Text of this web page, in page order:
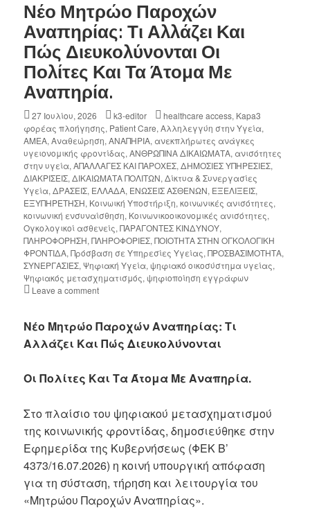
Νέο Μητρώο Παροχών
Αναπηρίας: Τι Αλλάζει Και
Πώς Διευκολύνονται Οι
Πολίτες Και Τα Άτομα Με
Αναπηρία.
27 Ιουλίου, 2026 k3-editor healthcare access, Kapa3
φορέας πλοήγησης, Patient Care,Αλληλεγγύη στην Υγεία,
ΑΜΕΑ,Αναθεώρηση,ΑΝΑΠΗΡΙΑ, ανεκπλήρωτες ανάγκες
υγειονομικής φροντίδας,ΑΝΘΡΩΠΙΝΑ ΔΙΚΑΙΩΜΑΤΑ, ανισότητες
στην υγεία,ΑΠΑΛΛΑΓΕΣ ΚΑΙ ΠΑΡΟΧΕΣ,ΔΗΜΟΣΙΕΣ ΥΠΗΡΕΣΙΕΣ,
ΔΙΑΚΡΙΣΕΙΣ,ΔΙΚΑΙΩΜΑΤΑ ΠΟΛΙΤΩΝ,Δίκτυα & Συνεργασίες
Υγεία,ΔΡΑΣΕΙΣ, ΕΛΛΑΔΑ, ΕΝΩΣΕΙΣ ΑΣΘΕΝΩΝ, ΕΞΕΛΙΞΕΙΣ,
ΕΞΥΠΗΡΕΤΗΣΗ, Κοινωική Υποστήριξη,κοινωνικές ανισότητες,
κοινωνική ενσυναίσθηση, Κοινωνικοοικονομικές ανισότητες,
Ογκολογικοί ασθενείς,ΠΑΡΑΓΟΝΤΕΣ ΚΙΝΔΥΝΟΥ,
ΠΛΗΡΟΦΟΡΗΣΗ,ΠΛΗΡΟΦΟΡΙΕΣ,ΠΟΙΟΤΗΤΑ ΣΤΗΝ ΟΓΚΟΛΟΓΙΚΗ
ΦΡΟΝΤΙΔΑ,Πρόσβαση σε Υπηρεσίες Υγείας,ΠΡΟΣΒΑΣΙΜΟΤΗΤΑ,
ΣΥΝΕΡΓΑΣΙΕΣ,Ψηφιακή Υγεία,ψηφιακό οικοσύστημα υγείας,
Ψηφιακός μετασχηματισμός,ψηφιοποίηση εγγράφων
Leave a comment
Νέο Μητρώο Παροχών Αναπηρίας: Τι
Αλλάζει Και Πώς Διευκολύνονται
Οι Πολίτες Και Τα Άτομα Με Αναπηρία.
Στο πλαίσιο του ψηφιακού μετασχηματισμού
της κοινωνικής φροντίδας, δημοσιεύθηκε στην
Εφημερίδα της Κυβερνήσεως (ΦΕΚ Β’
4373/16.07.2026) η κοινή υπουργική απόφαση
για τη σύσταση, τήρηση και λειτουργία του
«Μητρώου Παροχών Αναπηρίας».